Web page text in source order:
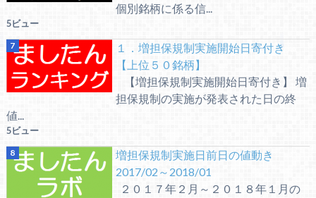
個別銘柄に係る信...
5ビュー
１．増担保規制実施開始日寄付き
【上位５０銘柄】
【増担保規制実施開始日寄付き】 増
担保規制の実施が発表された日の終
値...
5ビュー
増担保規制実施日前日の値動き
2017/02～2018/01
２０１７年２月～２０１８年１月の